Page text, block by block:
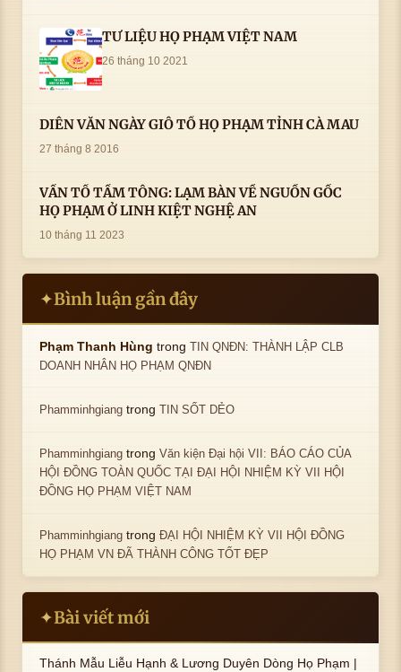
TƯ LIỆU HỌ PHẠM VIỆT NAM
26 tháng 10 2021
DIỄN VĂN NGÀY GIỖ TỔ HỌ PHẠM TỈNH CÀ MAU
27 tháng 8 2016
VẤN TỔ TẦM TÔNG: LẠM BÀN VỀ NGUỒN GỐC
HỌ PHẠM Ở LINH KIỆT NGHỆ AN
10 tháng 11 2023
✦Bình luận gần đây
Phạm Thanh Hùng trongTIN QNĐN: THÀNH LẬP CLB
DOANH NHÂN HỌ PHẠM QNĐN
Phamminhgiang trongTIN SỐT DẺO
Phamminhgiang trongVăn kiện Đại hội VII: BÁO CÁO CỦA
HỘI ĐỒNG TOÀN QUỐC TẠI ĐẠI HỘI NHIỆM KỲ VII HỘI
ĐỒNG HỌ PHẠM VIỆT NAM
Phamminhgiang trongĐẠI HỘI NHIỆM KỲ VII HỘI ĐỒNG
HỌ PHẠM VN ĐÃ THÀNH CÔNG TỐT ĐẸP
✦Bài viết mới
Thánh Mẫu Liễu Hạnh & Lương Duyên Dòng Họ Phạm |